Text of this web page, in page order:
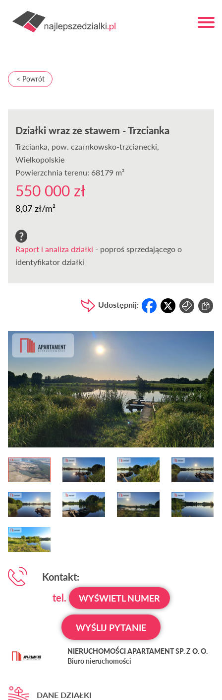
< Powrót
Działki wraz ze stawem - Trzcianka
Trzcianka, pow. czarnkowsko-trzcianecki,
Wielkopolskie
Powierzchnia terenu: 68179 m²
550 000 zł
8,07 zł/m²
Raport i analiza działki - poproś sprzedającego o
identyfikator działki
Udostępnij:
Kontakt:
tel.
WYŚWIETL NUMER
WYŚLIJ PYTANIE
NIERUCHOMOŚCI APARTAMENT SP. Z O. O.
Biuro nieruchomości
DANE DZIAŁKI